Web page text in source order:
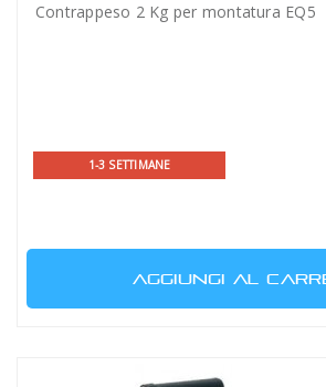
Contrappeso 2 Kg per montatura EQ5
1-3 SETTIMANE
AGGIUNGI AL